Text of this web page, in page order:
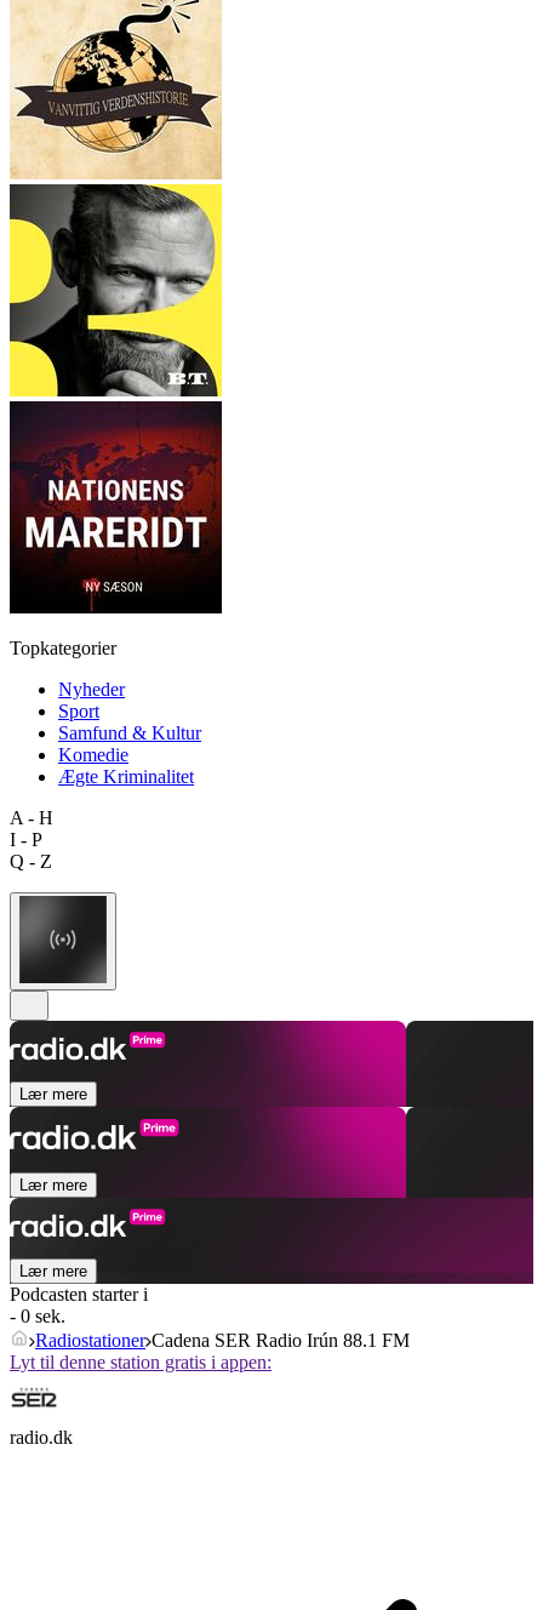
Topkategorier
Nyheder
Sport
Samfund & Kultur
Komedie
Ægte Kriminalitet
A - H
I - P
Q - Z
Lær mere
Lær mere
Lær mere
Podcasten starter i
- 0 sek.
Radiostationer Cadena SER Radio Irún 88.1 FM
Lyt til denne station gratis i appen:
radio.dk